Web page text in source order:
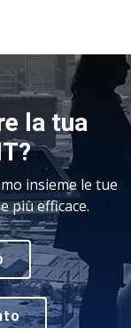
la tua
insieme le tue
più efficace.